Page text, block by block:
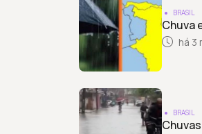
BRASIL
Chuva
há 3
BRASIL